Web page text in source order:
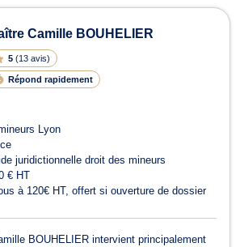
Camille BOUHELIER
5 (13 avis)
Répond rapidement
Lyon
juridictionnelle droit des mineurs
€ HT
à 120€ HT, offert si ouverture de dossier
BOUHELIER intervient principalement